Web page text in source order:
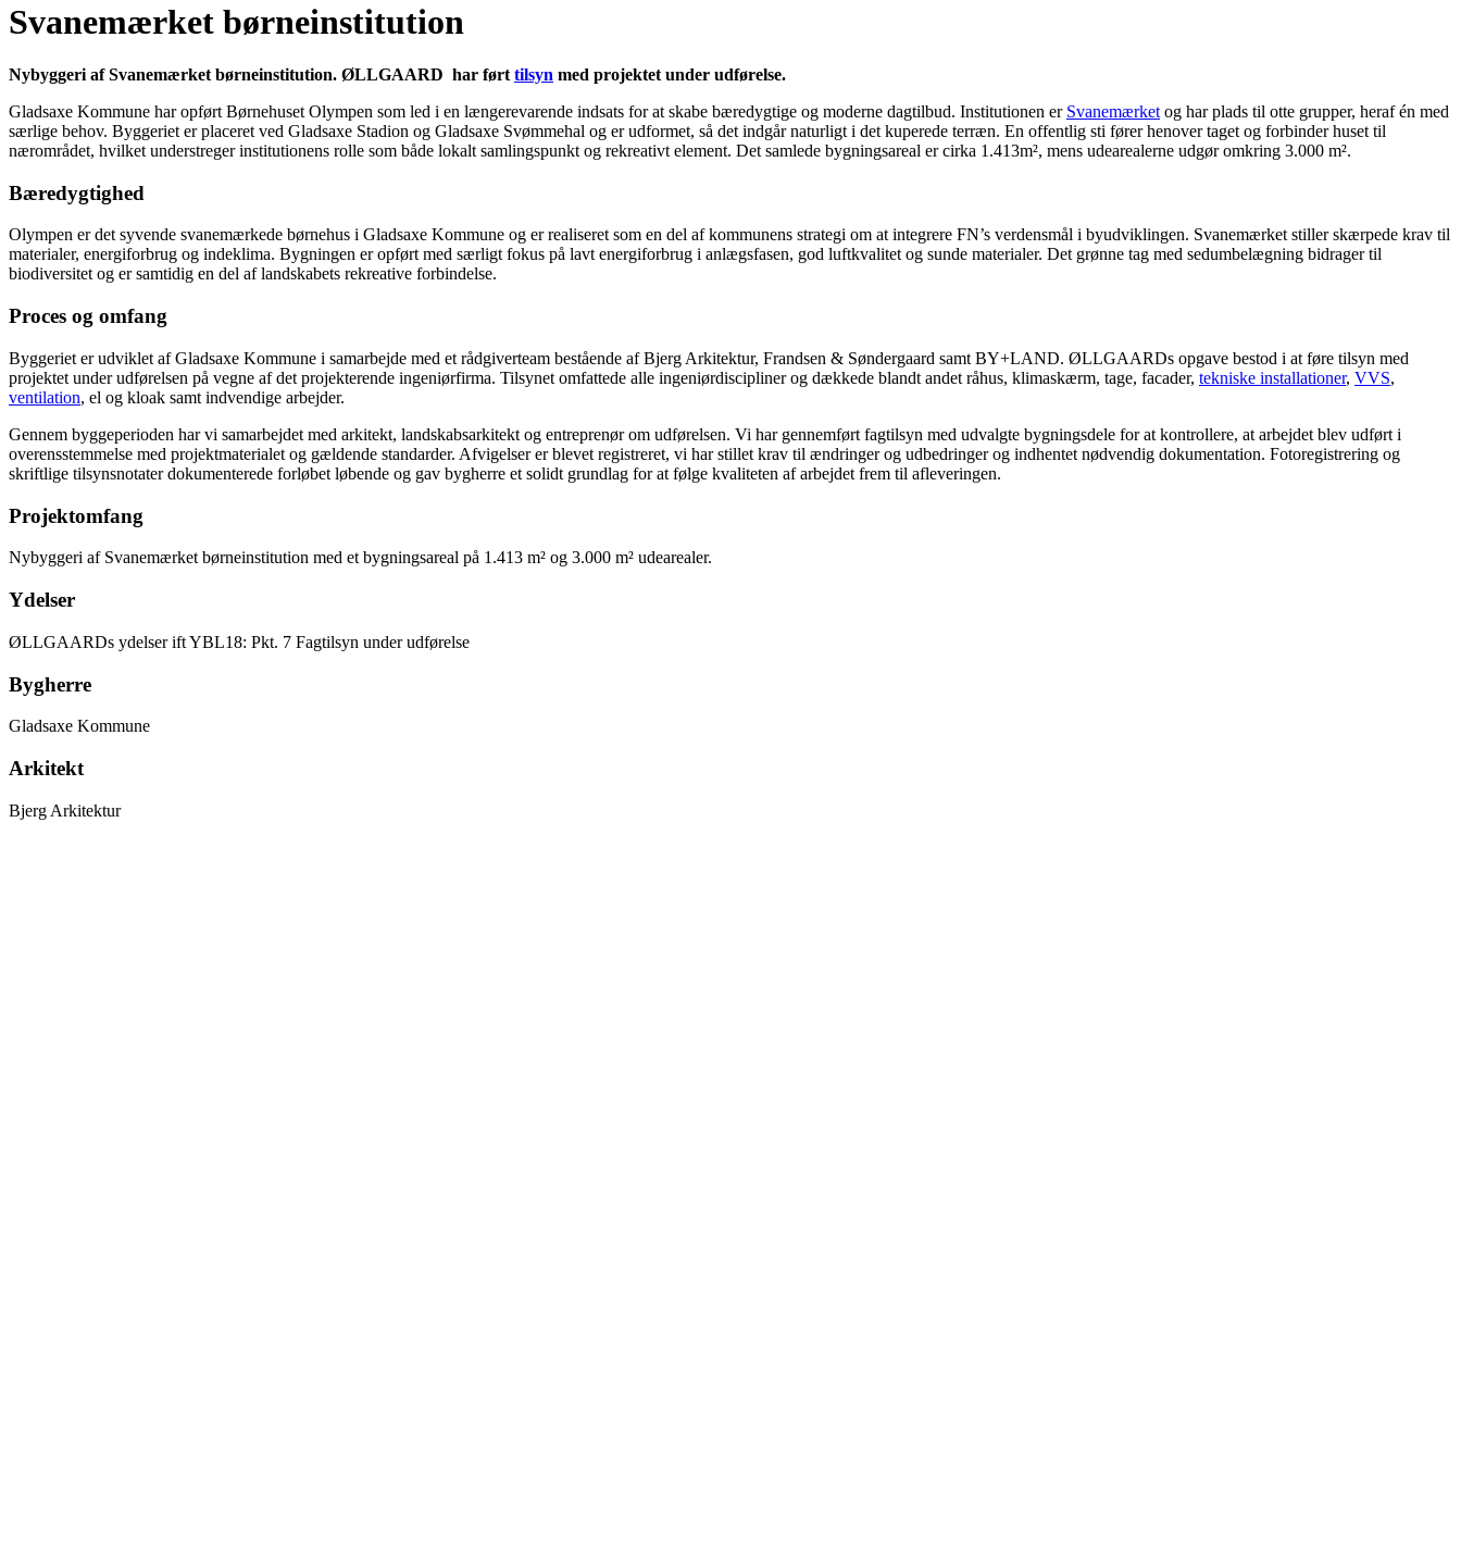
Svanemærket børneinstitution
Nybyggeri af Svanemærket børneinstitution. ØLLGAARD har ført tilsyn med projektet under udførelse.
Gladsaxe Kommune har opført Børnehuset Olympen som led i en længerevarende indsats for at skabe bæredygtige og moderne dagtilbud. Institutionen er Svanemærket og har plads til otte grupper, heraf én med
særlige behov. Byggeriet er placeret ved Gladsaxe Stadion og Gladsaxe Svømmehal og er udformet, så det indgår naturligt i det kuperede terræn. En offentlig sti fører henover taget og forbinder huset til
nærområdet, hvilket understreger institutionens rolle som både lokalt samlingspunkt og rekreativt element. Det samlede bygningsareal er cirka 1.413m², mens udearealerne udgør omkring 3.000 m².
Bæredygtighed
Olympen er det syvende svanemærkede børnehus i Gladsaxe Kommune og er realiseret som en del af kommunens strategi om at integrere FN’s verdensmål i byudviklingen. Svanemærket stiller skærpede krav til
materialer, energiforbrug og indeklima. Bygningen er opført med særligt fokus på lavt energiforbrug i anlægsfasen, god luftkvalitet og sunde materialer. Det grønne tag med sedumbelægning bidrager til
biodiversitet og er samtidig en del af landskabets rekreative forbindelse.
Proces og omfang
Byggeriet er udviklet af Gladsaxe Kommune i samarbejde med et rådgiverteam bestående af Bjerg Arkitektur, Frandsen & Søndergaard samt BY+LAND. ØLLGAARDs opgave bestod i at føre tilsyn med
projektet under udførelsen på vegne af det projekterende ingeniørfirma. Tilsynet omfattede alle ingeniørdiscipliner og dækkede blandt andet råhus, klimaskærm, tage, facader, tekniske installationer, VVS,
ventilation, el og kloak samt indvendige arbejder.
Gennem byggeperioden har vi samarbejdet med arkitekt, landskabsarkitekt og entreprenør om udførelsen. Vi har gennemført fagtilsyn med udvalgte bygningsdele for at kontrollere, at arbejdet blev udført i
overensstemmelse med projektmaterialet og gældende standarder. Afvigelser er blevet registreret, vi har stillet krav til ændringer og udbedringer og indhentet nødvendig dokumentation. Fotoregistrering og
skriftlige tilsynsnotater dokumenterede forløbet løbende og gav bygherre et solidt grundlag for at følge kvaliteten af arbejdet frem til afleveringen.
Projektomfang
Nybyggeri af Svanemærket børneinstitution med et bygningsareal på 1.413 m² og 3.000 m² udearealer.
Ydelser
ØLLGAARDs ydelser ift YBL18: Pkt. 7 Fagtilsyn under udførelse
Bygherre
Gladsaxe Kommune
Arkitekt
Bjerg Arkitektur